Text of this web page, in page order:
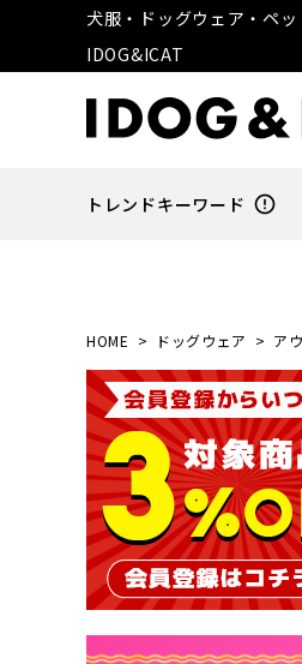
犬服・ドッグウェア・ペ
IDOG&ICAT
トレンドキーワード error_outline
HOME ドッグウェア ア